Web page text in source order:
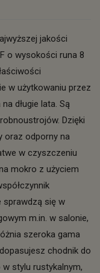
jakości
o wysokości runa 8
w użytkowaniu przez
długie lata. Są
Dzięki
oraz odporny na
w czyszczeniu
mokro z użyciem
sprawdzą się w
m.in. w salonie,
szeroka gama
chodnik do
stylu rustykalnym,